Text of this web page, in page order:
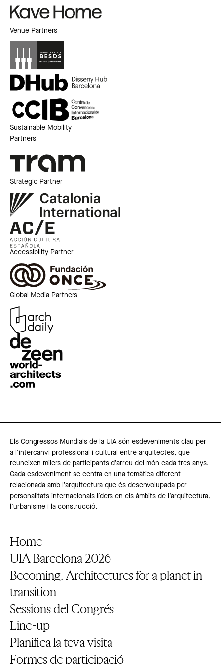
Venue Partners
Sustainable Mobility
Partners
Strategic Partner
Accessibility Partner
Global Media Partners
Els Congressos Mundials de la UIA són esdeveniments clau per
a l’intercanvi professional i cultural entre arquitectes, que
reuneixen milers de participants d’arreu del món cada tres anys.
Cada esdeveniment se centra en una temàtica diferent
relacionada amb l’arquitectura que és desenvolupada per
personalitats internacionals líders en els àmbits de l’arquitectura,
l’urbanisme i la construcció.
Home
UIA Barcelona 2026
Becoming. Architectures for a planet in
transition
Sessions del Congrés
Line-up
Planifica la teva visita
Formes de participació